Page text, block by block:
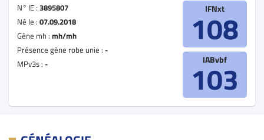
N° IE : 3895807
Né le : 07.09.2018
Gène mh : mh/mh
Présence gène robe unie : -
MPv3s : -
IFNxt
108
IABvbf
103